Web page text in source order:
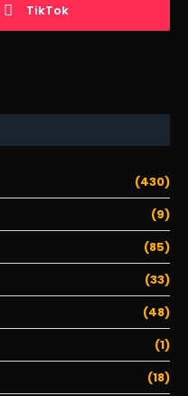
TikTok
(430)
(9)
(85)
(33)
(48)
(1)
(18)